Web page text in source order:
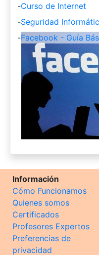
-Curso de Internet
-Seguridad
-Facebook - Guía
Información
Cómo Funcionamos
Quienes somos
Certificados
Profesores Expertos
Preferencias de
privacidad